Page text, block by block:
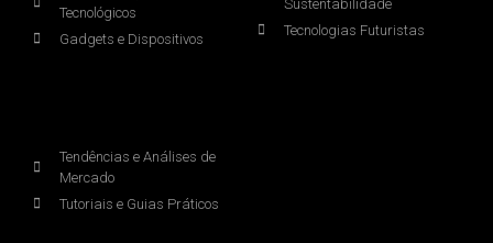
Tecnológicos
Gadgets e Dispositivos
Sustentabilidade
Tecnologias Futuristas
Tendências e Análises de
Mercado
Tutoriais e Guias Práticos